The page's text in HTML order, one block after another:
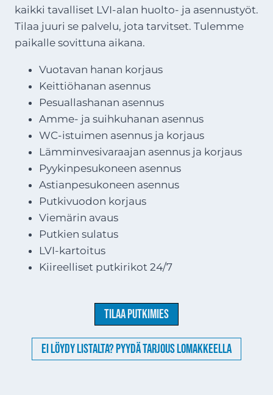
kaikki tavalliset LVI-alan huolto- ja asennustyöt.
Tilaa juuri se palvelu, jota tarvitset. Tulemme
paikalle sovittuna aikana.
Vuotavan hanan korjaus
Keittiöhanan asennus
Pesuallashanan asennus
Amme- ja suihkuhanan asennus
WC-istuimen asennus ja korjaus
Lämminvesivaraajan asennus ja korjaus
Pyykinpesukoneen asennus
Astianpesukoneen asennus
Putkivuodon korjaus
Viemärin avaus
Putkien sulatus
LVI-kartoitus
Kiireelliset putkirikot 24/7
Tilaa putkimies
Ei löydy listalta? Pyydä tarjous lomakkeella